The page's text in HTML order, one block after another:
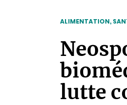
ALIMENTATION,
lutte